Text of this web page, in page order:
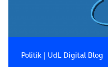
Politik| UdL Digital Blog